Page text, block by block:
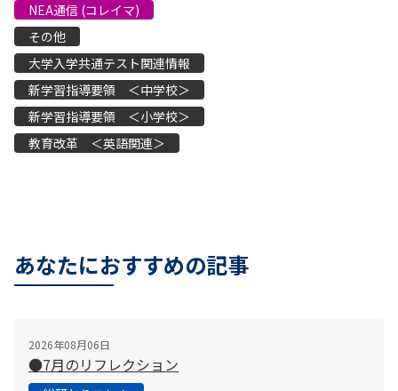
NEA通信 (コレイマ)
その他
大学入学共通テスト関連情報
新学習指導要領 ＜中学校＞
新学習指導要領 ＜小学校＞
教育改革 ＜英語関連＞
あなたにおすすめの記事
2026年08月06日
●7月のリフレクション